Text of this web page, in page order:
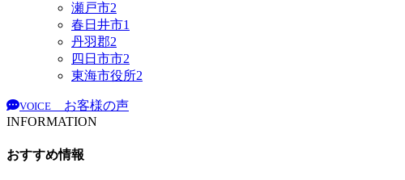
瀬戸市2
春日井市1
丹羽郡2
四日市市2
東海市役所2
VOICE
お客様の声
INFORMATION
おすすめ情報